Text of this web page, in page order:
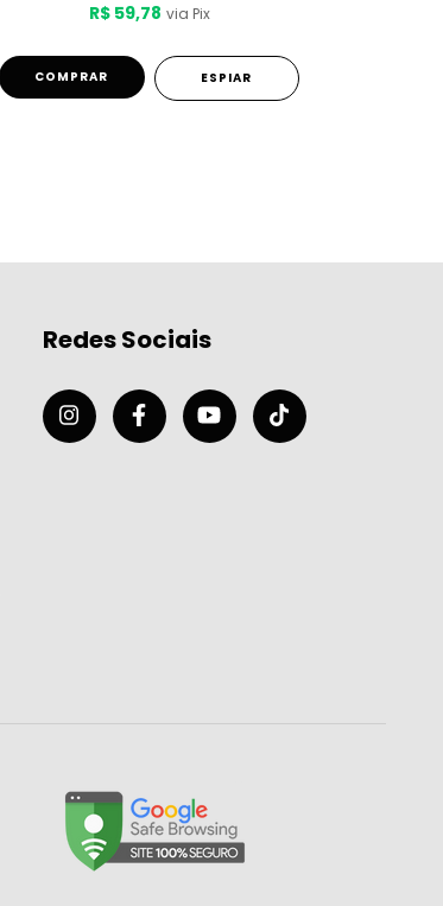
R$ 59,78 via Pix
ESPIAR
Redes Sociais